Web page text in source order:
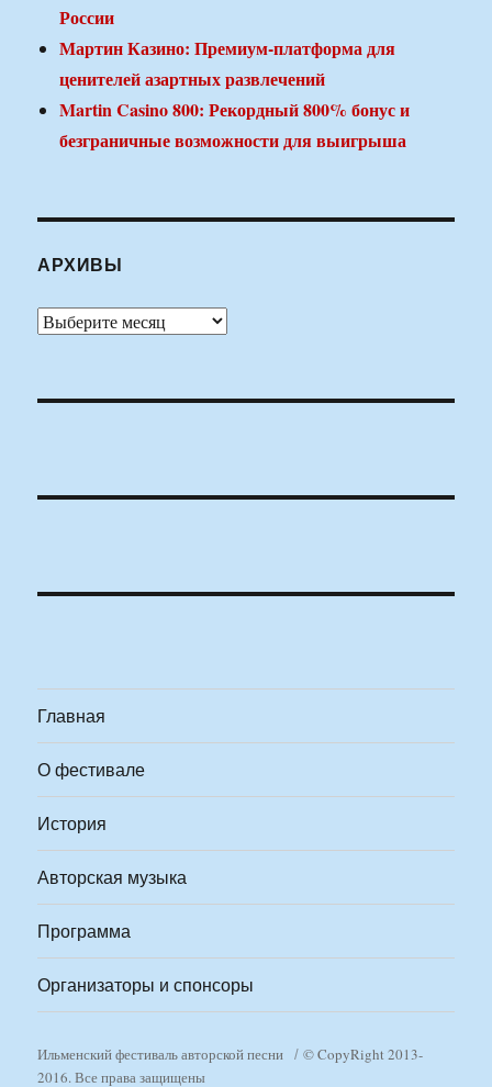
России
Мартин Казино: Премиум-платформа для
ценителей азартных развлечений
Martin Casino 800: Рекордный 800% бонус и
безграничные возможности для выигрыша
АРХИВЫ
Архивы
Главная
О фестивале
История
Авторская музыка
Программа
Организаторы и спонсоры
Ильменский фестиваль авторской песни
© CopyRight 2013-
2016. Все права защищены